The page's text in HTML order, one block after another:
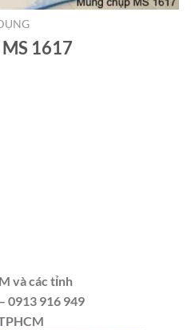
1617
và các tỉnh
0913 916 949